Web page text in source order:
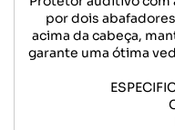
por dois
acima da cabeça,
garante uma ótima